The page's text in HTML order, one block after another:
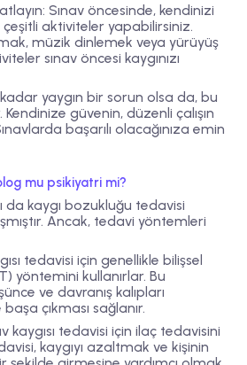
Sınav öncesinde, kendinizi
aktiviteler yapabilirsiniz.
müzik dinlemek veya yürüyüş
sınav öncesi kaygınızı
kadar yaygın bir sorun olsa da, bu
güvenin, düzenli çalışın
başarılı olacağınıza emin
mu psikiyatri mi?
da kaygı bozukluğu tedavisi
Ancak, tedavi yöntemleri
tedavisi için genellikle bilişsel
yöntemini kullanırlar. Bu
ve davranış kalıpları
çıkması sağlanır.
kaygısı tedavisi için ilaç tedavisini
kaygıyı azaltmak ve kişinin